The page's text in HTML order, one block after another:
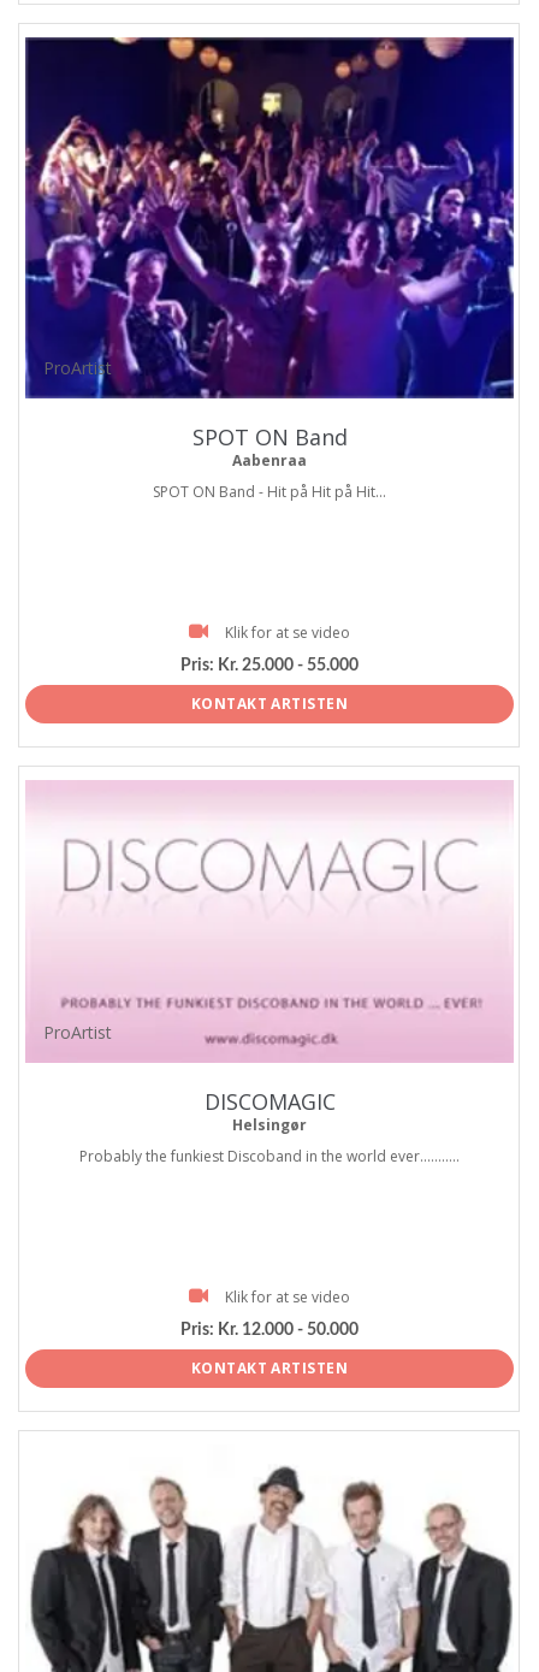
ProArtist
SPOT ON Band
Aabenraa
SPOT ON Band - Hit på Hit på Hit...
Klik for at se video
Pris: Kr. 25.000 - 55.000
KONTAKT ARTISTEN
ProArtist
DISCOMAGIC
Helsingør
Probably the funkiest Discoband in the world ever...........
Klik for at se video
Pris: Kr. 12.000 - 50.000
KONTAKT ARTISTEN